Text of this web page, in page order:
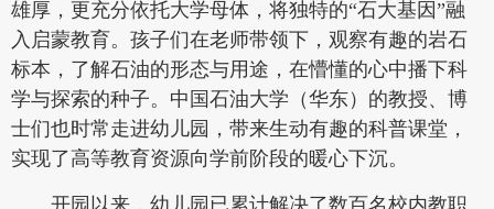
雄厚，更充分依托大学母体，将独特的“石大基因”融
入启蒙教育。孩子们在老师带领下，观察有趣的岩石
标本，了解石油的形态与用途，在懵懂的心中播下科
学与探索的种子。中国石油大学（华东）的教授、博
士们也时常走进幼儿园，带来生动有趣的科普课堂，
实现了高等教育资源向学前阶段的暖心下沉。